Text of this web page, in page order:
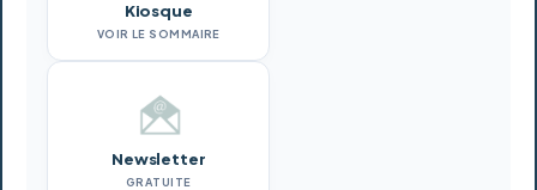
Kiosque
VOIR LE SOMMAIRE
Newsletter
GRATUITE